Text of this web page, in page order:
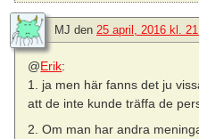
MJ den 25 april, 2016 kl.
@Erik:
1. ja men här fanns det ju
att de inte kunde träffa de
2. Om man har andra